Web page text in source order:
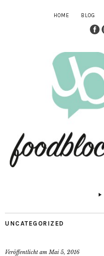
HOME BLOG
UNCATEGORIZED
Veröffentlicht amMai 5, 2016